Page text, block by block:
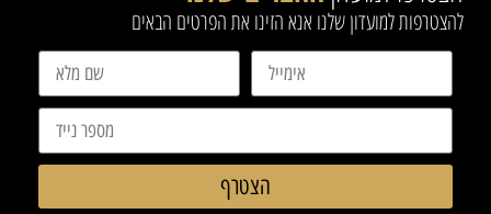
להצטרפות למועדון שלנו אנא הזינו את הפרטים הבאים
הצטרף